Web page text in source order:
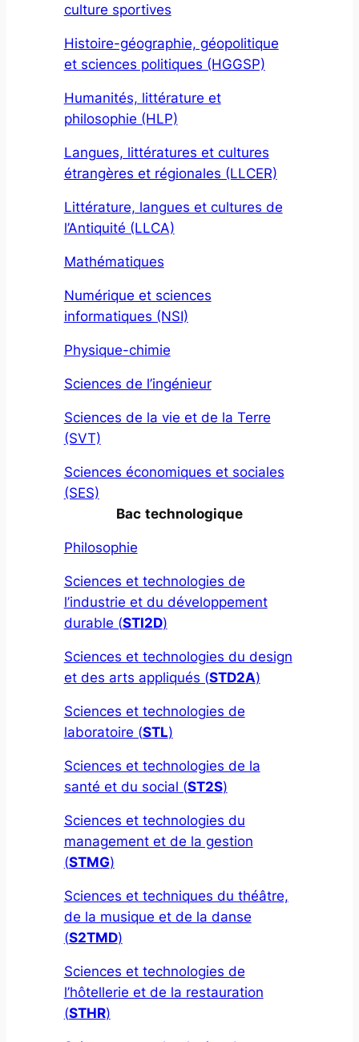
culture sportives
Histoire-géographie, géopolitique
et sciences politiques (HGGSP)
Humanités, littérature et
philosophie (HLP)
Langues, littératures et cultures
étrangères et régionales (LLCER)
Littérature, langues et cultures de
l’Antiquité (LLCA)
Mathématiques
Numérique et sciences
informatiques (NSI)
Physique-chimie
Sciences de l’ingénieur
Sciences de la vie et de la Terre
(SVT)
Sciences économiques et sociales
(SES)
Bac technologique
Philosophie
Sciences et technologies de
l’industrie et du développement
durable (STI2D)
Sciences et technologies du design
et des arts appliqués (STD2A)
Sciences et technologies de
laboratoire (STL)
Sciences et technologies de la
santé et du social (ST2S)
Sciences et technologies du
management et de la gestion
(STMG)
Sciences et techniques du théâtre,
de la musique et de la danse
(S2TMD)
Sciences et technologies de
l’hôtellerie et de la restauration
(STHR)